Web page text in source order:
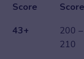
Score
Score
43+
200 –
210